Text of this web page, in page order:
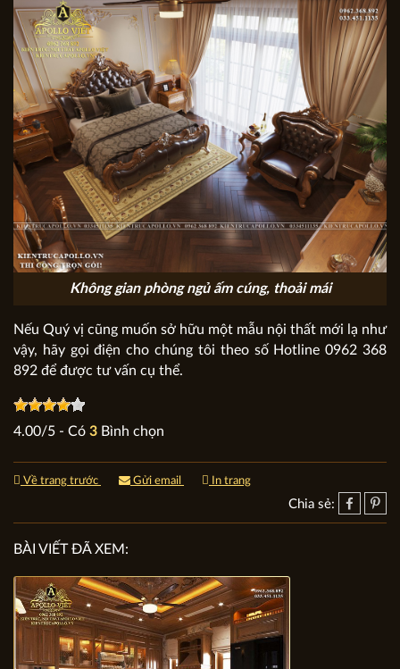
Không gian phòng ngủ ấm cúng, thoải mái
Nếu Quý vị cũng muốn sở hữu một mẫu nội thất mới lạ như
vậy, hãy gọi điện cho chúng tôi theo số Hotline 0962 368
892 để được tư vấn cụ thể.
4.00/5 - Có 3 Bình chọn
Về trang trước Gửi email In trang
Chia sẻ:
BÀI VIẾT ĐÃ XEM: